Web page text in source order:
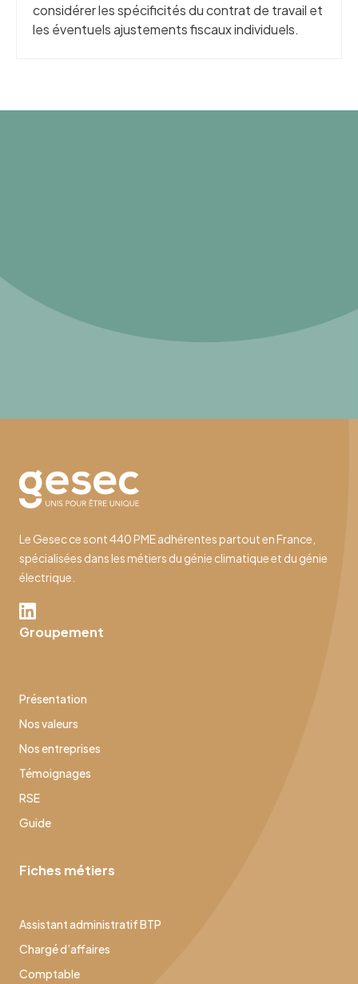
considérer les spécificités du contrat de travail et
les éventuels ajustements fiscaux individuels.
Le Gesec ce sont 440 PME adhérentes partout en France,
spécialisées dans les métiers du génie climatique et du génie
électrique.
Groupement
Présentation
Nos valeurs
Nos entreprises
Témoignages
RSE
Guide
Fiches métiers
Assistant administratif BTP
Chargé d’affaires
Comptable